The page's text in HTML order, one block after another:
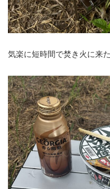
気楽に短時間で焚き火に来